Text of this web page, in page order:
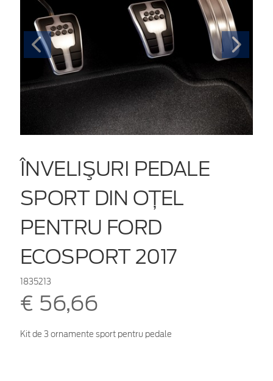
ÎNVELIŞURI PEDALE
SPORT DIN OŢEL
PENTRU FORD
ECOSPORT 2017
1835213
€ 56,66
Kit de 3 ornamente sport pentru pedale